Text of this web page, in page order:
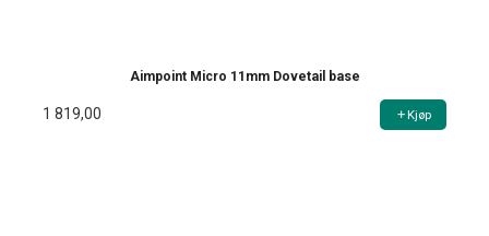
Aimpoint Micro 11mm Dovetail base
1 819,00 Kjøp